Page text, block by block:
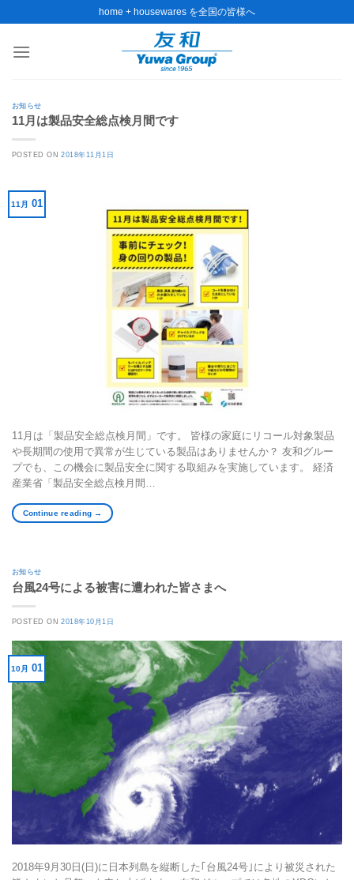
to
home + housewares を全国の皆様へ
お知らせ
11月は製品安全総点検月間です
POSTED ON2018年11月1日
11月 01
11月は「製品安全総点検月間」です。 皆様の家庭にリコール対象製品
や長期間の使用で異常が生じている製品はありませんか？ 友和グルー
プでも、この機会に製品安全に関する取組みを実施しています。 経済
産業省「製品安全総点検月間…
Continue reading →
お知らせ
台風24号による被害に遭われた皆さまへ
POSTED ON2018年10月1日
10月 01
2018年9月30日(日)に日本列島を縦断した｢台風24号｣により被災された